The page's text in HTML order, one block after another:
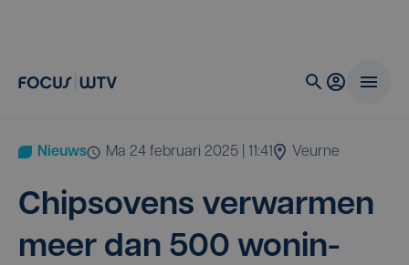
Nieuws ma 24 februari 2025 | 11:41 Veurne
Chips­ovens ver­war­men
meer dan 500 wonin­